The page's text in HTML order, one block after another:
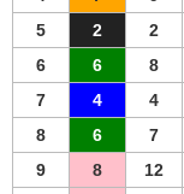
5
2 2
6
6 8
7
4 4
8
6 7
9
8 12